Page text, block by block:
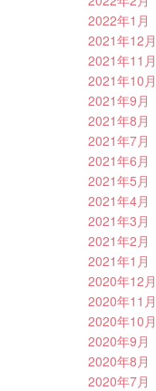
2022年1月
2021年12月
2021年11月
2021年10月
2021年9月
2021年8月
2021年7月
2021年6月
2021年5月
2021年4月
2021年3月
2021年2月
2021年1月
2020年12月
2020年11月
2020年10月
2020年9月
2020年8月
2020年7月